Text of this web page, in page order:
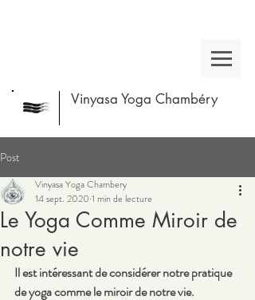
Vinyasa Yoga Chambéry
Post
Le Yoga Comme Miroir de
notre vie
Vinyasa Yoga Chambery
14 sept. 2020 1 min de lecture
Il est intéressant de considérer notre pratique
de yoga comme le miroir de notre vie.